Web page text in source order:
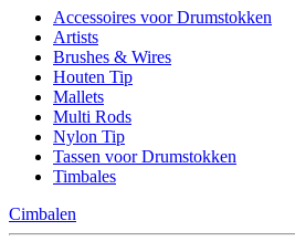
Accessoires voor Drumstokken
Artists
Brushes & Wires
Houten Tip
Mallets
Multi Rods
Nylon Tip
Tassen voor Drumstokken
Timbales
Cimbalen